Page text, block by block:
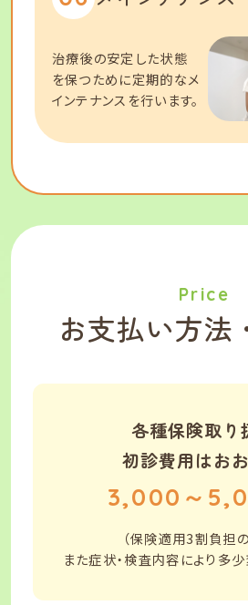
治療後の安定した状態
を保つために定期的なメ
インテナンスを行います。
Price
お支払い方法
各種保険取り
初診費用はお
3,000 ～
（保険適用3割負担
また症状・検査内容により多少